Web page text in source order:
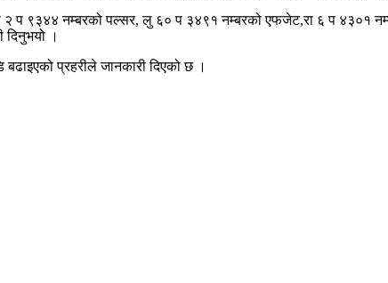
प ९३४४ नम्बरको पल्सर, लु ६० प ३४९१ नम्बरको एफजेट,रा ६ प ४३०१
दिनुभयो ।
प्रहरीले जानकारी दिएको छ ।